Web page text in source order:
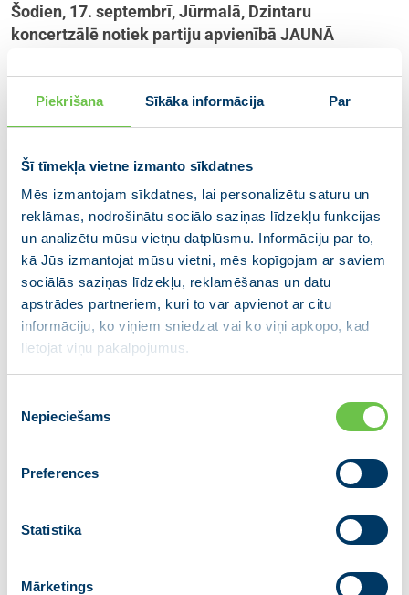
Piekrišana Sīkāka informācija Par
Šī tīmekļa vietne izmanto sīkdatnes
Mēs izmantojam sīkdatnes, lai personalizētu saturu un
reklāmas, nodrošinātu sociālo saziņas līdzekļu funkcijas
un analizētu mūsu vietņu datplūsmu. Informāciju par to,
kā Jūs izmantojat mūsu vietni, mēs kopīgojam ar saviem
sociālās saziņas līdzekļu, reklamēšanas un datu
apstrādes partneriem, kuri to var apvienot ar citu
informāciju, ko viņiem sniedzat vai ko viņi apkopo, kad
lietojat viņu pakalpojumus.
izvēle
Nepieciešams
Preferences
Statistika
Mārketings
Šodien, 17. septembrī, Jūrmalā, Dzintaru
koncertzālē notiek partiju apvienībā JAUNĀ
kongress “Stiprāku mūsu Latviju!”. Delegātus ar
ziņojumiem uzrunā Ministru prezidents, partiju
apvienības JAUNĀ VIENOTĪBA valdes
VIENOTĪBA valdes priekšsēdētājs Arvils Ašeradens.
Seko līdzi kongresa tiešraidei!
Nākamā